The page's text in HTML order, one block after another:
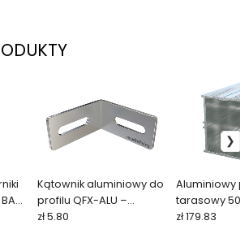
Kątownik aluminiowy do
profilu QFX-ALU –
40×40×19,5 mm
zł 5.80
Aluminiowy
tarasowy
mm | QFX-
zł 179.83